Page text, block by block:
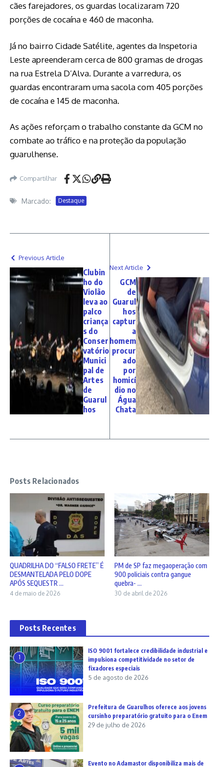
cães farejadores, os guardas localizaram 720
porções de cocaína e 460 de maconha.
Já no bairro Cidade Satélite, agentes da Inspetoria
Leste apreenderam cerca de 800 gramas de drogas
na rua Estrela D’Alva. Durante a varredura, os
guardas encontraram uma sacola com 405 porções
de cocaína e 145 de maconha.
As ações reforçam o trabalho constante da GCM no
combate ao tráfico e na proteção da população
guarulhense.
Compartilhar
Marcado: Destaque
Previous Article
Clubin
ho do
Violão
leva ao
palco
criança
s do
Conser
vatório
Munici
pal de
Artes
de
Guarul
hos
Next Article
GCM
de
Guarul
hos
captur
a
homem
procur
ado
por
homicí
dio no
Água
Chata
Posts Relacionados
QUADRILHA DO “FALSO FRETE” É
DESMANTELADA PELO DOPE
APÓS SEQUESTR ...
4 de maio de 2026
PM de SP faz megaoperação com
900 policiais contra gangue
quebra- ...
30 de abril de 2026
Posts Recentes
1
ISO 9001 fortalece credibilidade industrial e
impulsiona competitividade no setor de
fixadores especiais
5 de agosto de 2026
2
Prefeitura de Guarulhos oferece aos jovens
cursinho preparatório gratuito para o Enem
29 de julho de 2026
Evento no Adamastor disponibiliza mais de